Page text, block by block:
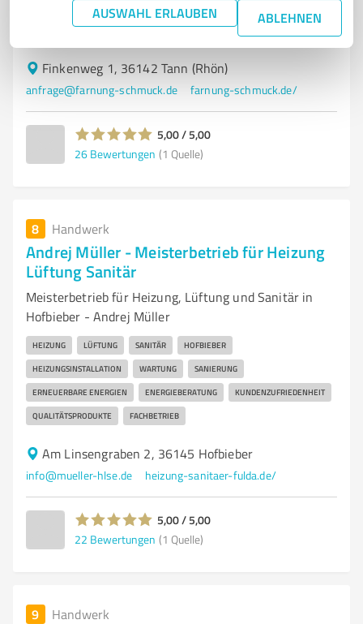
AUSWAHL ERLAUBEN ABLEHNEN
EDELMETALLE EDELSTEINE SCHMUCKUNIKATE
PERSÖNLICHE BERATUNG KREATIVE GESTALTUNG
Finkenweg 1, 36142 Tann (Rhön)
anfrage@farnung-schmuck.de farnung-schmuck.de/
5,00 / 5,00
26 Bewertungen (1 Quelle)
8 Handwerk
Andrej Müller - Meisterbetrieb für Heizung
Lüftung Sanitär
Meisterbetrieb für Heizung, Lüftung und Sanitär in
Hofbieber - Andrej Müller
HEIZUNG LÜFTUNG SANITÄR HOFBIEBER
HEIZUNGSINSTALLATION WARTUNG SANIERUNG
ERNEUERBARE ENERGIEN ENERGIEBERATUNG KUNDENZUFRIEDENHEIT
QUALITÄTSPRODUKTE FACHBETRIEB
Am Linsengraben 2, 36145 Hofbieber
info@mueller-hlse.de heizung-sanitaer-fulda.de/
5,00 / 5,00
22 Bewertungen (1 Quelle)
9 Handwerk